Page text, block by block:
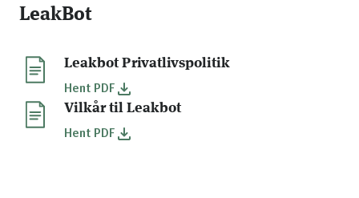
LeakBot
Leakbot Privatlivspolitik
Hent PDF
Vilkår til Leakbot
Hent PDF